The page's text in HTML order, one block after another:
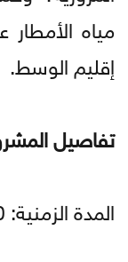
مياه
إقليم الوسط.
تفاصيل
المدة الزمنية: 300 يوم